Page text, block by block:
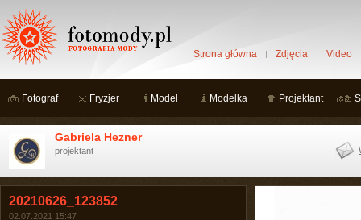
Strona główna Zdjęcia Video
Fotograf Fryzjer Model Modelka Projektant
Gabriela Hezner
projektant
20210626_123852
02.07.2021 15:47